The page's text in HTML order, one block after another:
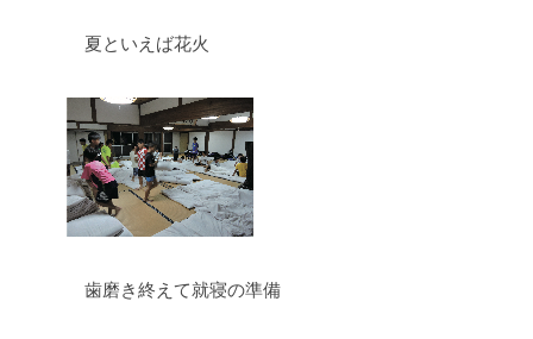
夏といえば花火
歯磨き終えて就寝の準備